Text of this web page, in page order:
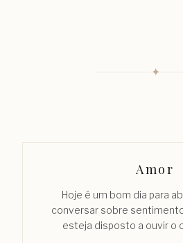
✦
Amor
Hoje é um bom dia para
conversar sobre
esteja disposto a ouvir o